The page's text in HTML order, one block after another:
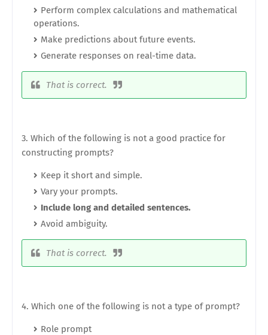
Perform complex calculations and mathematical
operations.
Make predictions about future events.
Generate responses on real-time data.
That is correct.
3. Which of the following is not a good practice for
constructing prompts?
Keep it short and simple.
Vary your prompts.
Include long and detailed sentences.
Avoid ambiguity.
That is correct.
4. Which one of the following is not a type of prompt?
Role prompt